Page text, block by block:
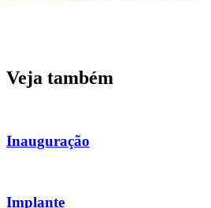
Veja também
Inauguração
Implante